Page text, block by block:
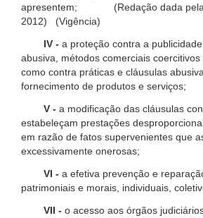
apresentem; (Redação dada pela
2012) (Vigência)
IV - a proteção contra a
abusiva, métodos comerciais
como contra práticas e cláusulas
fornecimento de produtos e serviços;
V - a modificação das cláusulas
estabeleçam prestações
em razão de fatos supervenientes que
excessivamente onerosas;
VI - a efetiva prevenção e
patrimoniais e morais, individuais,
VII - o acesso aos órgãos